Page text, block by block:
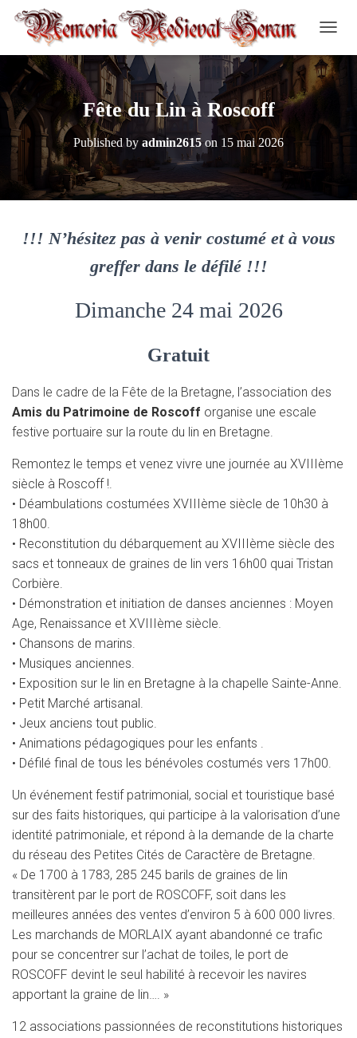
U
V
R
/
L
O
Fête du Lin à Roscoff
Published by admin2615on 15 mai 2026
!!! N’hésitez pas à venir costumé et à vous
greffer dans le défilé !!!
Dimanche 24 mai 2026
Gratuit
Dans le cadre de la Fête de la Bretagne, l’association des
Amis du Patrimoine de Roscoff organise une escale
festive portuaire sur la route du lin en Bretagne.
Remontez le temps et venez vivre une journée au XVIIIème
siècle à Roscoff !.
• Déambulations costumées XVIIIème siècle de 10h30 à
18h00.
• Reconstitution du débarquement au XVIIIème siècle des
sacs et tonneaux de graines de lin vers 16h00 quai Tristan
Corbière.
• Démonstration et initiation de danses anciennes : Moyen
Age, Renaissance et XVIIIème siècle.
• Chansons de marins.
• Musiques anciennes.
• Exposition sur le lin en Bretagne à la chapelle Sainte-Anne.
• Petit Marché artisanal.
• Jeux anciens tout public.
• Animations pédagogiques pour les enfants .
• Défilé final de tous les bénévoles costumés vers 17h00.
Un événement festif patrimonial, social et touristique basé
sur des faits historiques, qui participe à la valorisation d’une
identité patrimoniale, et répond à la demande de la charte
du réseau des Petites Cités de Caractère de Bretagne.
« De 1700 à 1783, 285 245 barils de graines de lin
transitèrent par le port de ROSCOFF, soit dans les
meilleures années des ventes d’environ 5 à 600 000 livres.
Les marchands de MORLAIX ayant abandonné ce trafic
pour se concentrer sur l’achat de toiles, le port de
ROSCOFF devint le seul habilité à recevoir les navires
apportant la graine de lin…. »
12 associations passionnées de reconstitutions historiques